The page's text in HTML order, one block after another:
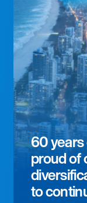
60 years
proud of
to